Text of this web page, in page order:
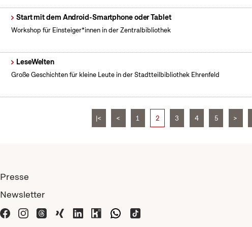
Start mit dem Android-Smartphone oder Tablet
Workshop für Einsteiger*innen in der Zentralbibliothek
LeseWelten
Große Geschichten für kleine Leute in der Stadtteilbibliothek Ehrenfeld
|< < 1 2 3 4 5 >
Presse
Newsletter